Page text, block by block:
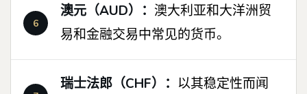
澳元（AUD）： 澳大利亚和大洋洲贸
易和金融交易中常见的货币。
瑞士法郎（CHF）： 以其稳定性而闻